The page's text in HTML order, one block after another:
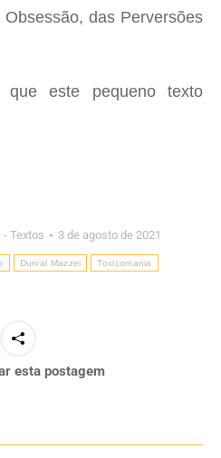
das Perversões
este pequeno texto
- Textos 3 de agosto de 2021
Durval Mazzei Toxicomania
esta postagem